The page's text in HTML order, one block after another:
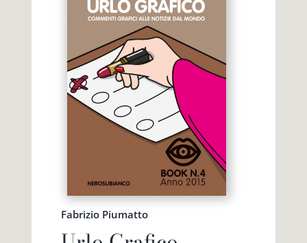
Fabrizio Piumatto